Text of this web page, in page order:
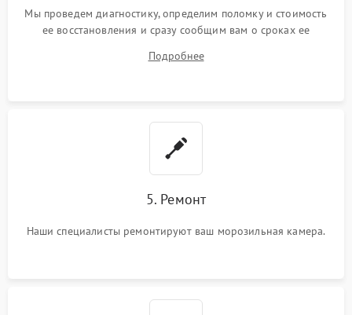
Мы проведем диагностику, определим поломку и стоимость
ее восстановления и сразу сообщим вам о сроках ее
Подробнее
5. Ремонт
Наши специалисты ремонтируют ваш морозильная камера.